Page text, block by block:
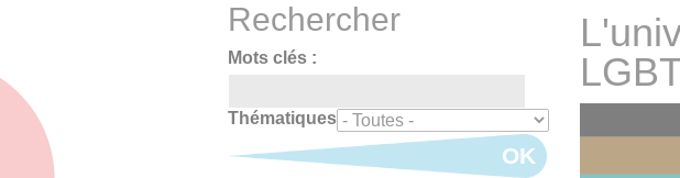
Rechercher
Mots clés :
Thématiques
OK